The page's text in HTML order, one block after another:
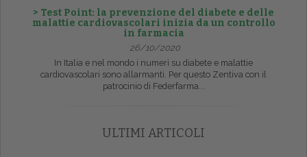
> Test Point: la prevenzione del diabete e delle
malattie cardiovascolari inizia da un controllo
in farmacia
26/10/2020
In Italia e nel mondo i numeri su diabete e malattie
cardiovascolari sono allarmanti. Per questo Zentiva con il
patrocinio di Federfarma...
ULTIMI ARTICOLI